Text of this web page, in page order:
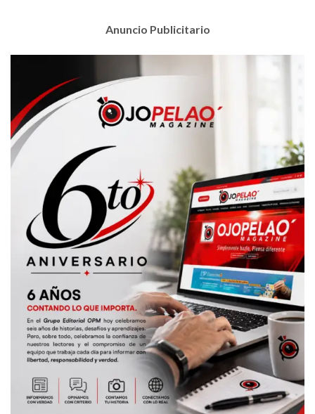
Anuncio Publicitario